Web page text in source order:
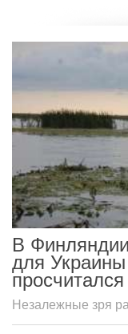
В
для Украины
просчитался
Незалежные зря